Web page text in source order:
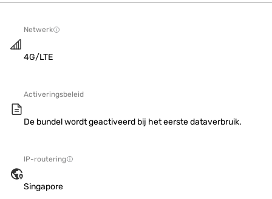
Netwerk
4G/LTE
Activeringsbeleid
De bundel wordt geactiveerd bij het eerste dataverbruik.
IP-routering
Singapore